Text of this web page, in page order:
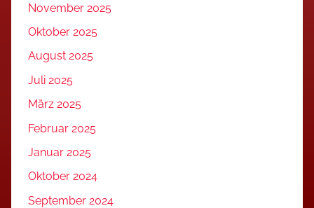
November 2025
Oktober 2025
August 2025
Juli 2025
März 2025
Februar 2025
Januar 2025
Oktober 2024
September 2024